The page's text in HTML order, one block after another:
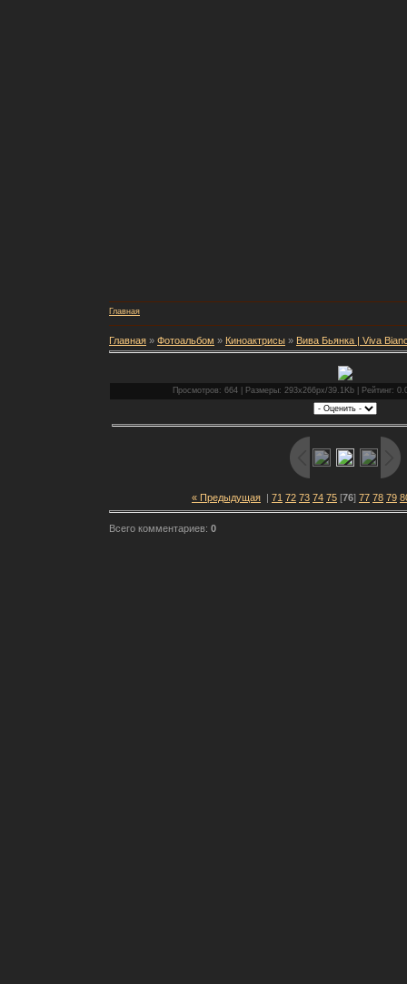
Главная
Главная » Фотоальбом » Киноактрисы » Вива Бьянка | Viva
Просмотров: 664 | Размеры: 293x266px/39.1Kb | Рейтинг:
« Предыдущая | 71 72 73 74 75 [76] 77 78 79
Всего комментариев: 0